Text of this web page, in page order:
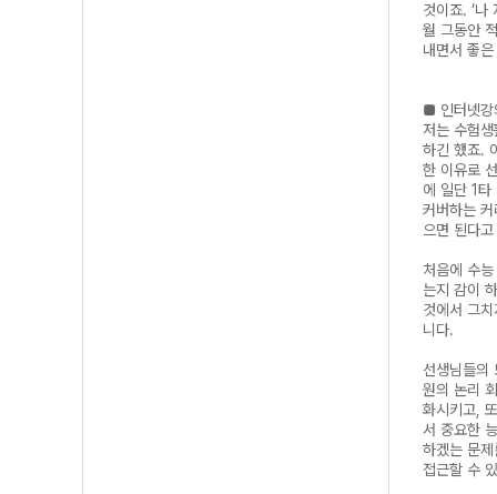
것이죠. ‘나
월 그동안
내면서 좋
■ 인터넷강
저는 수험
하긴 했죠.
한 이유로
에 일단 1타
커버하는
으면 된다
처음에 수
는지 감이
것에서 그
니다.
선생님들의
원의 논리
화시키고,
서 중요한
하겠는 문
접근할 수